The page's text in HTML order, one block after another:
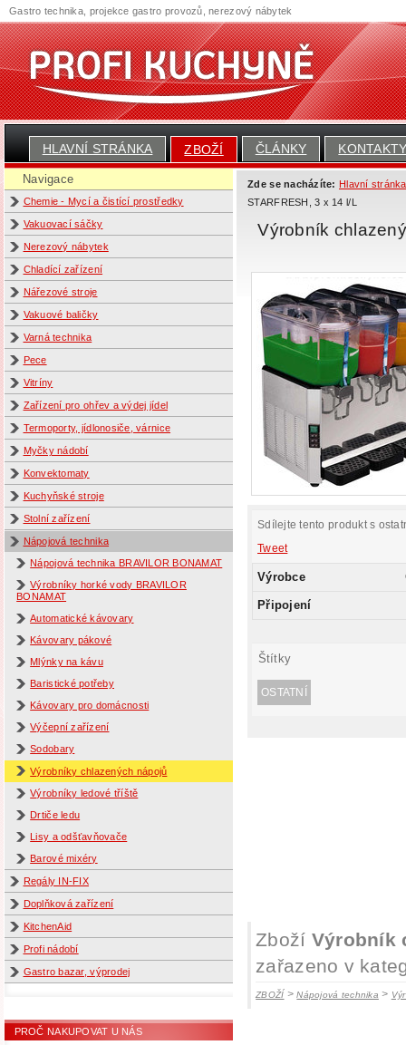
HLAVNÍ STRÁNKA ZBOŽÍ ČLÁNKY
Navigace
Chemie - Mycí a čistící prostředky
Vakuovací sáčky
Nerezový nábytek
Chladící zařízení
Nářezové stroje
Vakuové baličky
Varná technika
Pece
Vitríny
Zařízení pro ohřev a výdej jídel
Termoporty, jídlonosiče, várnice
Myčky nádobí
Konvektomaty
Kuchyňské stroje
Stolní zařízení
Nápojová technika
Nápojová technika BRAVILOR BONAMAT
Výrobníky horké vody BRAVILOR
BONAMAT
Automatické kávovary
Kávovary pákové
Mlýnky na kávu
Baristické potřeby
Kávovary pro domácnosti
Výčepní zařízení
Sodobary
Výrobníky chlazených nápojů
Výrobníky ledové tříště
Drtiče ledu
Lisy a odšťavňovače
Barové mixéry
Regály IN-FIX
Doplňková zařízení
KitchenAid
Profi nádobí
Gastro bazar, výprodej
PROČ NAKUPOVAT U NÁS
Zde se nacházíte: Hlavní stránka
STARFRESH, 3 x 14 l/L
Výrobník
Sdílejte tento produkt s
Tweet
Výrobce
Připojení
Štítky
OSTATNÍ
Zboží Výrobník
zařazeno v
ZBOŽÍ>Nápojová technika >
Gastro technika, projekce gastro provozů, nerezový nábytek